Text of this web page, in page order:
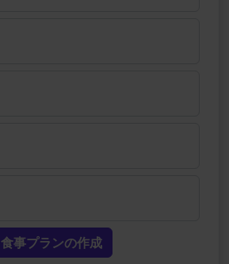
食事プランの作成